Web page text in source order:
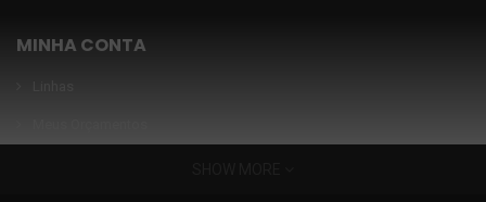
MINHA CONTA